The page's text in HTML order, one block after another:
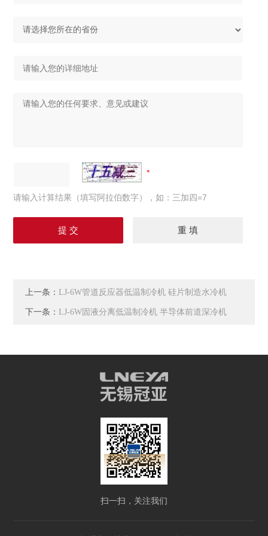
请输入计算结果（填写阿拉伯数字），如：三加四=7
上一条： LJ-6W管道反应器低温制冷机 硅片制造水冷机
下一条： LJ-6W固液分离低温制冷机 半导体前道深冷机
扫一扫，关注我们